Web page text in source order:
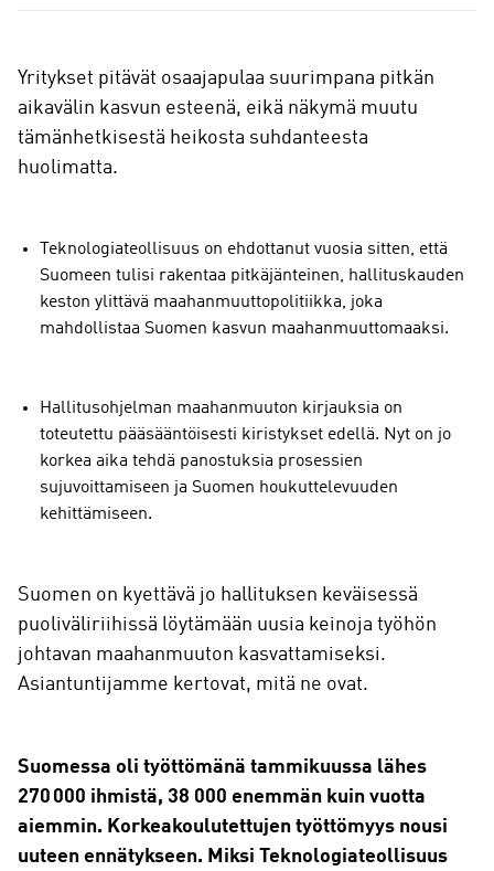
a
Yritykset pitävät osaajapulaa suurimpana pitkän
aikavälin kasvun esteenä, eikä näkymä muutu
tämänhetkisestä heikosta suhdanteesta
huolimatta.
Teknologiateollisuus on ehdottanut vuosia sitten, että
Suomeen tulisi rakentaa pitkäjänteinen, hallituskauden
keston ylittävä maahanmuuttopolitiikka, joka
mahdollistaa Suomen kasvun maahanmuuttomaaksi.
Hallitusohjelman maahanmuuton kirjauksia on
toteutettu pääsääntöisesti kiristykset edellä. Nyt on jo
korkea aika tehdä panostuksia prosessien
sujuvoittamiseen ja Suomen houkuttelevuuden
kehittämiseen.
Suomen on kyettävä jo hallituksen keväisessä
puoliväliriihissä löytämään uusia keinoja työhön
johtavan maahanmuuton kasvattamiseksi.
Asiantuntijamme kertovat, mitä ne ovat.
Suomessa oli työttömänä tammikuussa lähes
270 000 ihmistä, 38 000 enemmän kuin vuotta
aiemmin. Korkeakoulutettujen työttömyys nousi
uuteen ennätykseen. Miksi Teknologiateollisuus